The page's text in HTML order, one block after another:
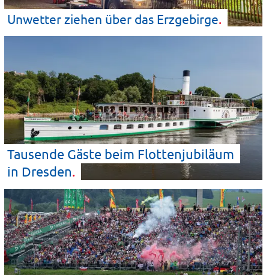
Unwetter ziehen über das Erzgebirge
Tausende Gäste beim Flottenjubiläum
in Dresden